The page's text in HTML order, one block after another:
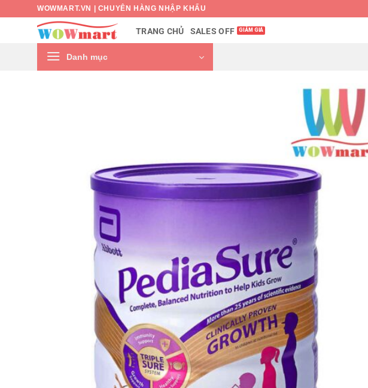
WOWMART.VN | CHUYÊN HÀNG NHẬP KHẨU
TRANG CHỦ SALES OFF
Danh mục